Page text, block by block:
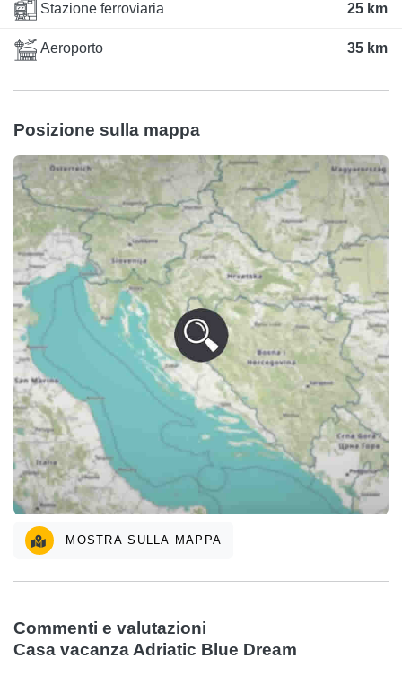
Stazione ferroviaria 25 km
Aeroporto 35 km
Posizione sulla mappa
MOSTRA SULLA MAPPA
Commenti e valutazioni
Casa vacanza Adriatic Blue Dream